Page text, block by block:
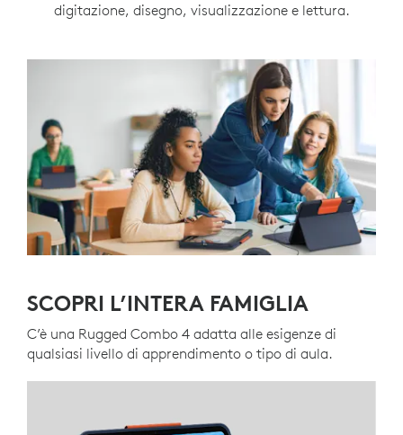
digitazione, disegno, visualizzazione e lettura.
SCOPRI L’INTERA FAMIGLIA
C’è una Rugged Combo 4 adatta alle esigenze di
qualsiasi livello di apprendimento o tipo di aula.